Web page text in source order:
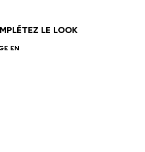
le look
en